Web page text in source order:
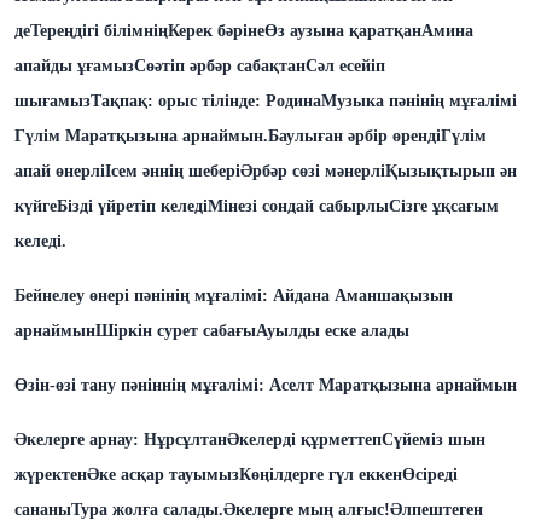
деТереңдігі білімніңКерек бәрінеӨз аузына қаратқанАмина
апайды ұғамызСөәтіп әрбәр сабақтанСәл есейіп
шығамызТақпақ: орыс тілінде: РодинаМузыка пәнінің мұғалімі
Гүлім Маратқызына арнаймын.Баулыған әрбір өрендіГүлім
апай өнерліІсем әннің шеберіӘрбәр сөзі мәнерліҚызықтырып ән
күйгеБізді үйретіп келедіМінезі сондай сабырлыСізге ұқсағым
келеді.
Бейнелеу өнері пәнінің мұғалімі: Айдана Аманшақызын
арнаймынШіркін сурет сабағыАуылды еске алады
Өзін-өзі тану пәніннің мұғалімі: Аселт Маратқызына арнаймын
Әкелерге арнау: НұрсұлтанӘкелерді құрметтепСүйеміз шын
жүректенӘке асқар тауымызКөңілдерге гүл еккенӨсіреді
сананыТура жолға салады.Әкелерге мың алғыс!Әлпештеген